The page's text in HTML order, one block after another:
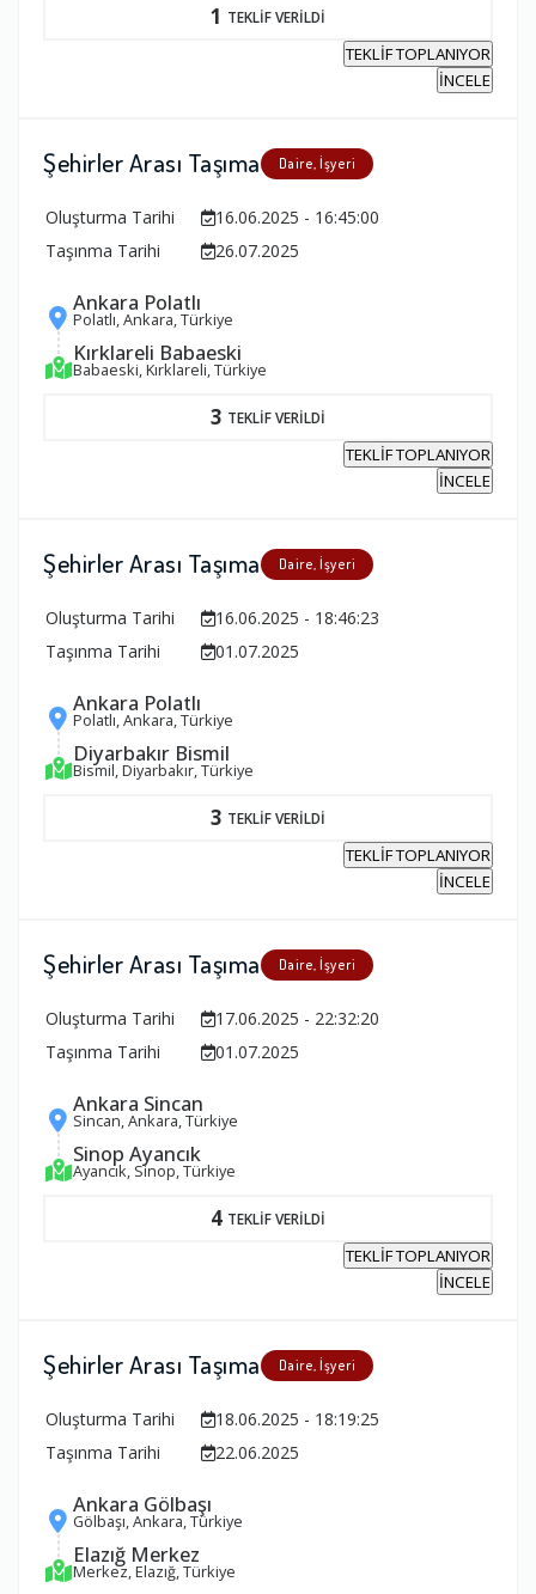
1 TEKLİF VERİLDİ
TEKLİF TOPLANIYOR
İNCELE
Şehirler Arası Taşıma Daire, İşyeri
Oluşturma Tarihi
16.06.2025 - 16:45:00
Taşınma Tarihi
26.07.2025
Ankara Polatlı
Polatlı, Ankara, Türkiye
Kırklareli Babaeski
Babaeski, Kırklareli, Türkiye
3 TEKLİF VERİLDİ
TEKLİF TOPLANIYOR
İNCELE
Şehirler Arası Taşıma Daire, İşyeri
Oluşturma Tarihi
16.06.2025 - 18:46:23
Taşınma Tarihi
01.07.2025
Ankara Polatlı
Polatlı, Ankara, Türkiye
Diyarbakır Bismil
Bismil, Diyarbakır, Türkiye
3 TEKLİF VERİLDİ
TEKLİF TOPLANIYOR
İNCELE
Şehirler Arası Taşıma Daire, İşyeri
Oluşturma Tarihi
17.06.2025 - 22:32:20
Taşınma Tarihi
01.07.2025
Ankara Sincan
Sincan, Ankara, Türkiye
Sinop Ayancık
Ayancık, Sinop, Türkiye
4 TEKLİF VERİLDİ
TEKLİF TOPLANIYOR
İNCELE
Şehirler Arası Taşıma Daire, İşyeri
Oluşturma Tarihi
18.06.2025 - 18:19:25
Taşınma Tarihi
22.06.2025
Ankara Gölbaşı
Gölbaşı, Ankara, Türkiye
Elazığ Merkez
Merkez, Elazığ, Türkiye